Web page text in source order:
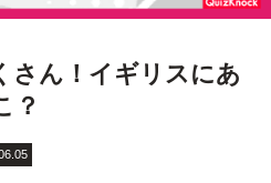
さん！イギリスにあ
？